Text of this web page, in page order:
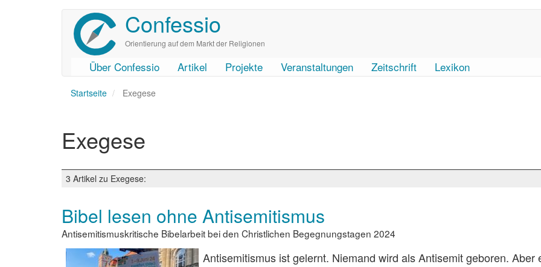
Confessio
Orientierung auf dem Markt der Religionen
User
account
Main
navigation
Über Confessio Artikel Projekte Veranstaltungen Zeitschrift Lexikon
Startseite Exegese
Exegese
3 Artikel zu Exegese:
Bibel lesen ohne Antisemitismus
Antisemitismuskritische Bibelarbeit bei den Christlichen Begegnungstagen 2024
Antisemitismus ist gelernt. Niemand wird als Antisemit geboren. Aber